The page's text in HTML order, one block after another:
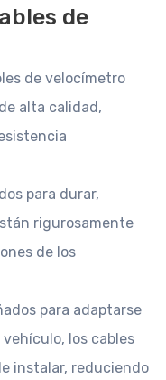
de
de velocímetro
alta calidad,
para durar,
rigurosamente
de los
para adaptarse
los cables
instalar, reduciendo